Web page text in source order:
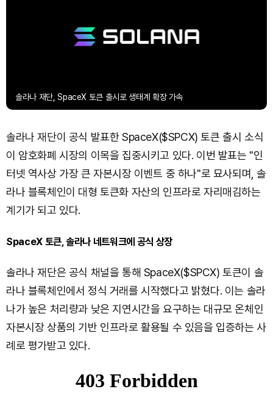
솔라나 재단, SpaceX 토큰 출시로 생태계 확장 가속
솔라나 재단이 공식 발표한 SpaceX($SPCX) 토큰 출시 소식
이 암호화폐 시장의 이목을 집중시키고 있다. 이번 발표는 "인
터넷 역사상 가장 큰 자본시장 이벤트 중 하나"로 묘사되며, 솔
라나 블록체인이 대형 토큰화 자산의 인프라로 자리매김하는
계기가 되고 있다.
SpaceX 토큰, 솔라나 네트워크에 공식 상장
솔라나 재단은 공식 채널을 통해 SpaceX($SPCX) 토큰이 솔
라나 블록체인에서 정식 거래를 시작했다고 밝혔다. 이는 솔라
나가 높은 처리량과 낮은 지연시간을 요구하는 대규모 온체인
자본시장 상품의 기반 인프라로 활용될 수 있음을 입증하는 사
례로 평가받고 있다.